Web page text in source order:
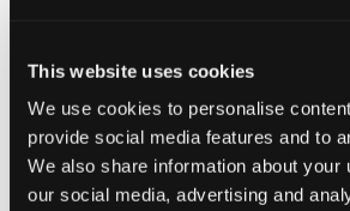
This website uses cookies
We use cookies to personalise
provide social media features and to
We also share information about your
our social media, advertising and
Petit Parfait